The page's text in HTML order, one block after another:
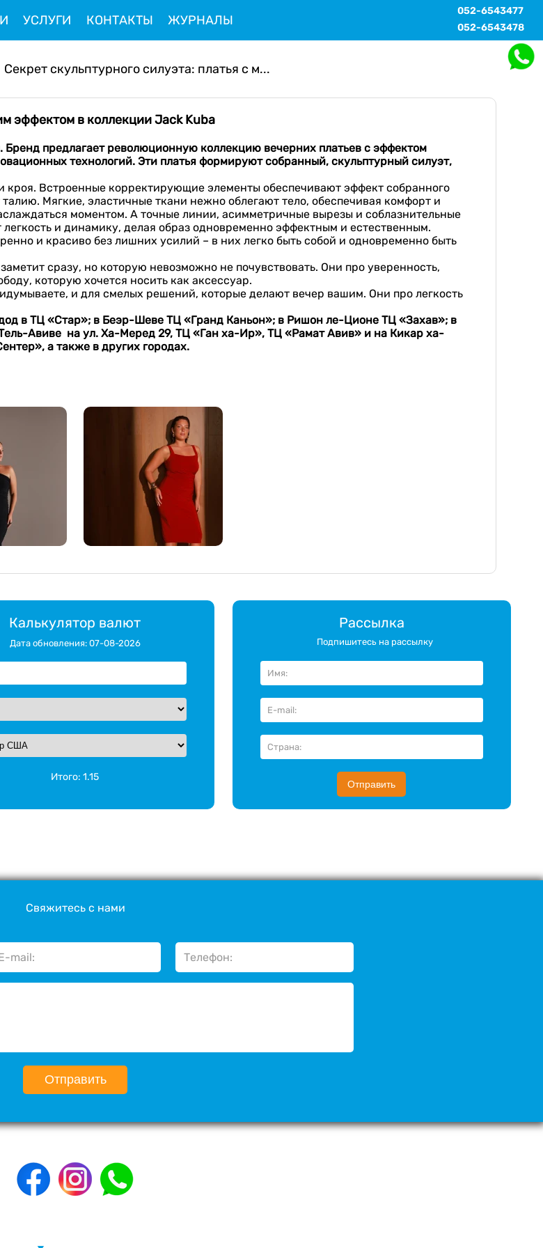
УСЛУГИ КОНТАКТЫ ЖУРНАЛЫ
052-6543477
052-6543478
Секрет скульптурного силуэта: платья с м...
эффектом в коллекции Jack Kuba
Бренд предлагает революционную коллекцию вечерних платьев с эффектом
технологий. Эти платья формируют собранный, скульптурный силуэт,
Встроенные корректирующие элементы обеспечивают эффект собранного
Мягкие, эластичные ткани нежно облегают тело, обеспечивая комфорт и
моментом. А точные линии, асимметричные вырезы и соблазнительные
и динамику, делая образ одновременно эффектным и естественным.
и красиво без лишних усилий – в них легко быть собой и одновременно быть
сразу, но которую невозможно не почувствовать. Они про уверенность,
которую хочется носить как аксессуар.
и для смелых решений, которые делают вечер вашим. Они про легкость
в ТЦ «Стар»; в Беэр-Шеве ТЦ «Гранд Каньон»; в Ришон ле-Ционе ТЦ «Захав»; в
Авиве на ул. Ха-Меред 29, ТЦ «Ган ха-Ир», ТЦ «Рамат Авив» и на Кикар ха-
а также в других городах.
Калькулятор валют
Дата обновления: 07-08-2026
Итого:1.15
Рассылка
Подпишитесь на рассылку
Отправить
Свяжитесь с нами
Отправить